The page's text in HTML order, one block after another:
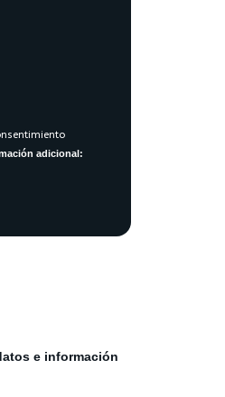
adicional:
e información